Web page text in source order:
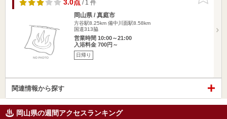
3.0点/ 1 件
岡山県 / 真庭市
方谷駅8.25km 備中川面駅8.58km
国道313脇
営業時間 10:00～21:00
入浴料金 700円～
日帰り
関連情報から探す
岡山県の週間アクセスランキング